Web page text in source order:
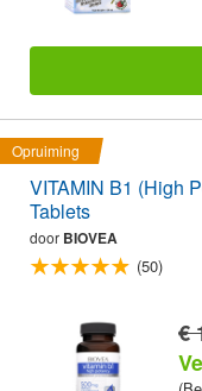
Opruiming
VITAMIN B1 (High
Tablets
door BIOVEA
(50)
€